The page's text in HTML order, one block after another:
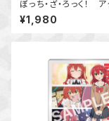
ぼっち・ざ・ろっく！
タンドボード 伊地知
¥1,980